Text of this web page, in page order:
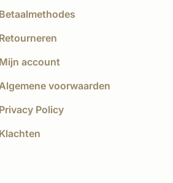
Betaalmethodes
Retourneren
Mijn account
Algemene voorwaarden
Privacy Policy
Klachten